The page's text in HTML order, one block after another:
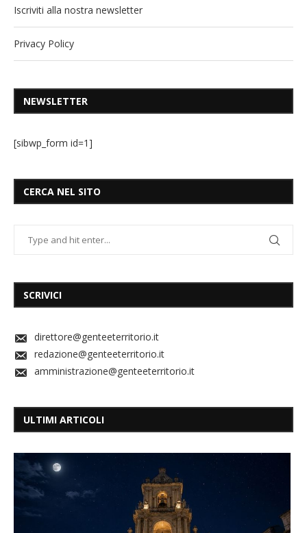
Iscriviti alla nostra newsletter
Privacy Policy
NEWSLETTER
[sibwp_form id=1]
CERCA NEL SITO
SCRIVICI
direttore@genteeterritorio.it
redazione@genteeterritorio.it
amministrazione@genteeterritorio.it
ULTIMI ARTICOLI